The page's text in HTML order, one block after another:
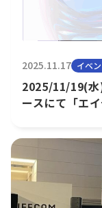
2025.11.17 イベ
2025/11/19(
ースにて「エ